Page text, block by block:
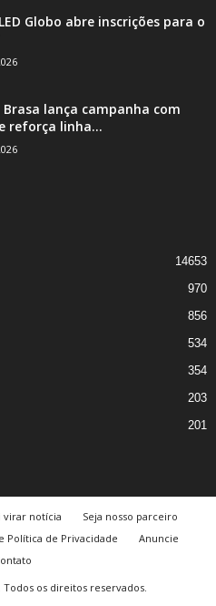
Globo abre inscrições para o
Brasa lança campanha com
reforça linha...
14653
970
856
534
354
203
201
virar notícia
Seja nosso parceiro
Política de Privacidade
Anuncie
os direitos reservados.